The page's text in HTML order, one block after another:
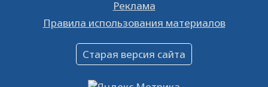
16.12.2022 61061
Объявление
09.12.2022
Реклама
Правила использования материалов
Старая версия сайта